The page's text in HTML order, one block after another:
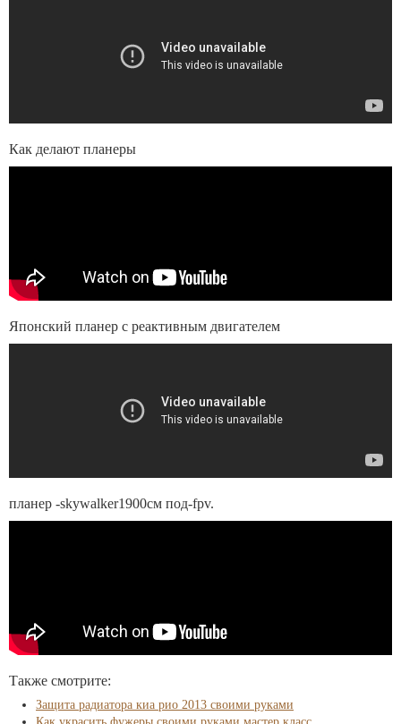
Как делают планеры
Японский планер с реактивным двигателем
планер -skywalker1900см под-fpv.
Также смотрите:
Защита радиатора киа рио 2013 своими руками